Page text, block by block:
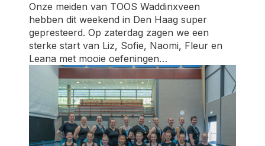
Onze meiden van TOOS Waddinxveen
hebben dit weekend in Den Haag super
gepresteerd. Op zaterdag zagen we een
sterke start van Liz, Sofie, Naomi, Fleur en
Leana met mooie oefeningen…